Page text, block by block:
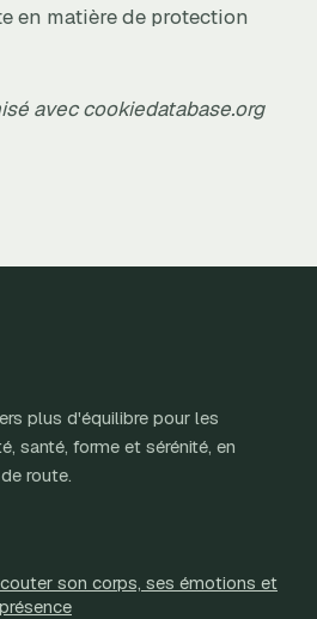
en matière de protection
avec cookiedatabase.org
plus d'équilibre pour les
santé, forme et sérénité, en
route.
son corps, ses émotions et